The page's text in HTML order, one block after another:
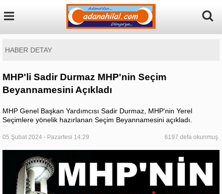
HABER DETAY
MHP'li Sadir Durmaz MHP'nin Seçim
Beyannamesini Açıkladı
MHP Genel Başkan Yardımcısı Sadir Durmaz, MHP'nin Yerel
Seçimlere yönelik hazırlanan Seçim Beyannamesini açıkladı.
05 Şubat 2024 - Pazartesi 14:29 6197 defa okunmuş.